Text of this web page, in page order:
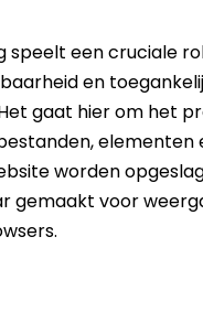
speelt een cruciale
en
gaat hier om het
elementen
worden
gemaakt voor